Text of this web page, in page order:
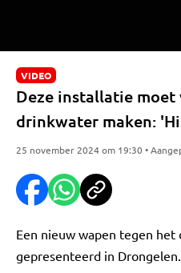
VIDEO
Deze installatie
drinkwater maken:
25 november 2024 om 19:30 •
Een nieuw wapen tegen
gepresenteerd in